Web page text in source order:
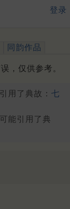
登录
同韵作品
，仅供参考。
用了典故： 七
能引用了典